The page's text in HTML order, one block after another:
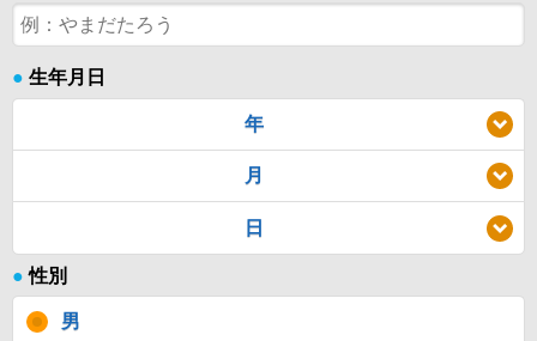
● 生年月日
年
月
日
● 性別
男